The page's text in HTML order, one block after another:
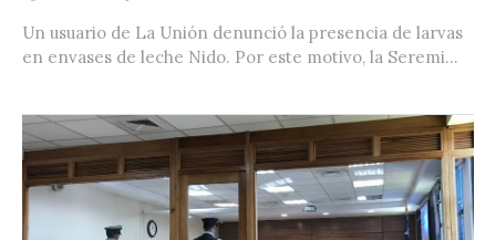
Un usuario de La Unión denunció la presencia de larvas
en envases de leche Nido. Por este motivo, la Seremi...